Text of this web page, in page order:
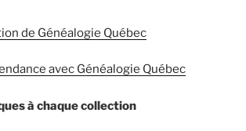
de Généalogie Québec
avec Généalogie Québec
à chaque collection